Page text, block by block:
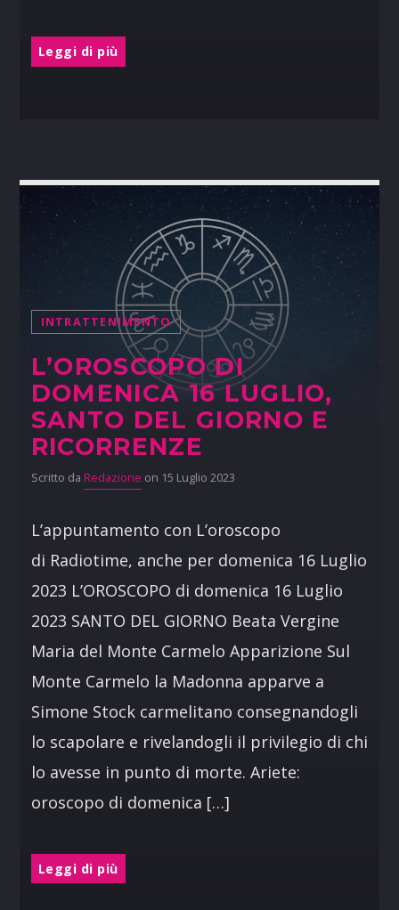
Leggi di più
INTRATTENIMENTO
L’OROSCOPO DI
DOMENICA 16 LUGLIO,
SANTO DEL GIORNO E
RICORRENZE
Scritto da Redazione on 15 Luglio 2023
L’appuntamento con L’oroscopo
di Radiotime, anche per domenica 16 Luglio
2023 L’OROSCOPO di domenica 16 Luglio
2023 SANTO DEL GIORNO Beata Vergine
Maria del Monte Carmelo Apparizione Sul
Monte Carmelo la Madonna apparve a
Simone Stock carmelitano consegnandogli
lo scapolare e rivelandogli il privilegio di chi
lo avesse in punto di morte. Ariete:
oroscopo di domenica […]
Leggi di più